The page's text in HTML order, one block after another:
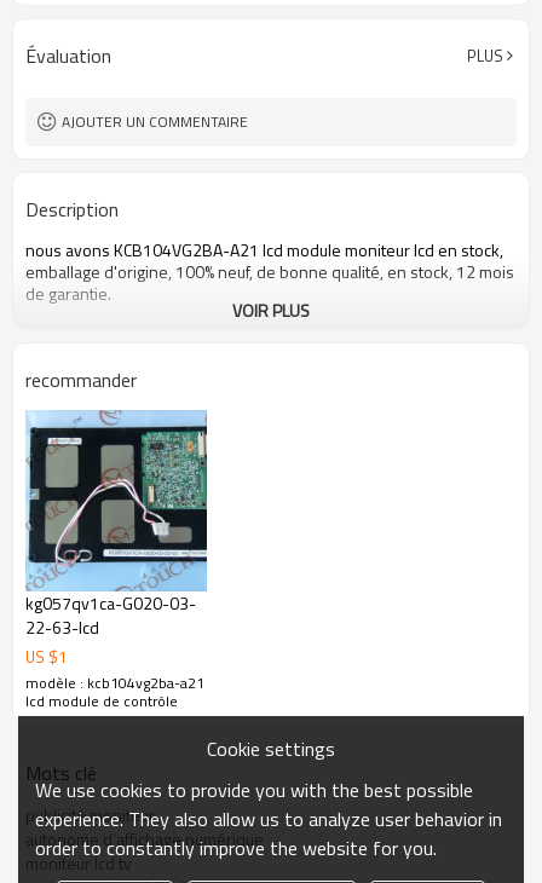
Évaluation PLUS
AJOUTER UN COMMENTAIRE
Description
nous avonsKCB104VG2BA-A21 lcdmodule moniteurlcden stock,
emballage d'origine,100% neuf,de bonne qualité, en stock,12 mois
de garantie.
VOIR PLUS
recommander
kg057qv1ca-G020-03-
22-63-lcd
US $1
modèle : kcb104vg2ba-a21
lcd module de contrôle
Mots clé
publicité moniteur
autonome d'affichage numérique
moniteur lcd tv
Cookie settings
We use cookies to provide you with the best possible
experience. They also allow us to analyze user behavior in
order to constantly improve the website for you.